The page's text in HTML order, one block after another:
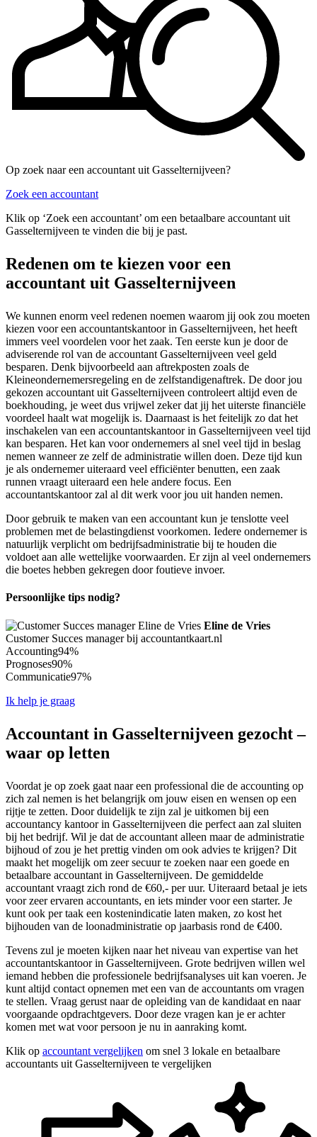
Op zoek naar een accountant uit Gasselternijveen?
Zoek een accountant
Klik op ‘Zoek een accountant’ om een betaalbare accountant uit
Gasselternijveen te vinden die bij je past.
Redenen om te kiezen voor een
accountant uit Gasselternijveen
We kunnen enorm veel redenen noemen waarom jij ook zou moeten
kiezen voor een accountantskantoor in Gasselternijveen, het heeft
immers veel voordelen voor het zaak. Ten eerste kun je door de
adviserende rol van de accountant Gasselternijveen veel geld
besparen. Denk bijvoorbeeld aan aftrekposten zoals de
Kleineondernemersregeling en de zelfstandigenaftrek. De door jou
gekozen accountant uit Gasselternijveen controleert altijd even de
boekhouding, je weet dus vrijwel zeker dat jij het uiterste financiële
voordeel haalt wat mogelijk is. Daarnaast is het feitelijk zo dat het
inschakelen van een accountantskantoor in Gasselternijveen veel tijd
kan besparen. Het kan voor ondernemers al snel veel tijd in beslag
nemen wanneer ze zelf de administratie willen doen. Deze tijd kun
je als ondernemer uiteraard veel efficiënter benutten, een zaak
runnen vraagt uiteraard een hele andere focus. Een
accountantskantoor zal al dit werk voor jou uit handen nemen.
Door gebruik te maken van een accountant kun je tenslotte veel
problemen met de belastingdienst voorkomen. Iedere ondernemer is
natuurlijk verplicht om bedrijfsadministratie bij te houden die
voldoet aan alle wettelijke voorwaarden. Er zijn al veel ondernemers
die boetes hebben gekregen door foutieve invoer.
Persoonlijke tips nodig?
Eline de Vries
Customer Succes manager bij accountantkaart.nl
Accounting94%
Prognoses90%
Communicatie97%
Ik help je graag
Accountant in Gasselternijveen gezocht –
waar op letten
Voordat je op zoek gaat naar een professional die de accounting op
zich zal nemen is het belangrijk om jouw eisen en wensen op een
rijtje te zetten. Door duidelijk te zijn zal je uitkomen bij een
accountancy kantoor in Gasselternijveen die perfect aan zal sluiten
bij het bedrijf. Wil je dat de accountant alleen maar de administratie
bijhoud of zou je het prettig vinden om ook advies te krijgen? Dit
maakt het mogelijk om zeer secuur te zoeken naar een goede en
betaalbare accountant in Gasselternijveen. De gemiddelde
accountant vraagt zich rond de €60,- per uur. Uiteraard betaal je iets
voor zeer ervaren accountants, en iets minder voor een starter. Je
kunt ook per taak een kostenindicatie laten maken, zo kost het
bijhouden van de loonadministratie op jaarbasis rond de €400.
Tevens zul je moeten kijken naar het niveau van expertise van het
accountantskantoor in Gasselternijveen. Grote bedrijven willen wel
iemand hebben die professionele bedrijfsanalyses uit kan voeren. Je
kunt altijd contact opnemen met een van de accountants om vragen
te stellen. Vraag gerust naar de opleiding van de kandidaat en naar
voorgaande opdrachtgevers. Door deze vragen kan je er achter
komen met wat voor persoon je nu in aanraking komt.
Klik op accountant vergelijken om snel 3 lokale en betaalbare
accountants uit Gasselternijveen te vergelijken